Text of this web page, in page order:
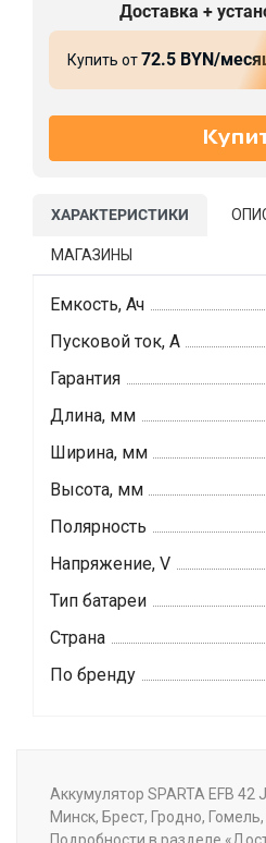
Доставка +
Купить от72.5 BYN/
ХАРАКТЕРИСТИКИ
МАГАЗИНЫ
Емкость, Ач
Пусковой ток, А
Гарантия
Длина, мм
Ширина, мм
Высота, мм
Полярность
Напряжение, V
Тип батареи
Страна
По бренду
Аккумулятор SPARTA EFB 42
Минск, Брест, Гродно,